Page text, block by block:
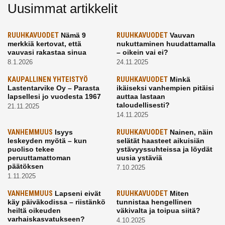
Uusimmat artikkelit
RUUHKAVUODET Nämä 9
merkkiä kertovat, että
vauvasi rakastaa sinua
8.1.2026
RUUHKAVUODETVauvan
nukuttaminen huudattamalla
– oikein vai ei?
24.11.2025
KAUPALLINEN YHTEISTYÖ
Lastentarvike Oy – Parasta
lapsellesi jo vuodesta 1967
21.11.2025
RUUHKAVUODETMinkä
ikäiseksi vanhempien pitäisi
auttaa lastaan
taloudellisesti?
14.11.2025
VANHEMMUUS Isyys
leskeyden myötä – kun
puoliso tekee
peruuttamattoman
päätöksen
1.11.2025
RUUHKAVUODETNainen, näin
selätät haasteet aikuisiän
ystävyyssuhteissa ja löydät
uusia ystäviä
7.10.2025
VANHEMMUUS Lapseni eivät
käy päiväkodissa – riistänkö
heiltä oikeuden
varhaiskasvatukseen?
RUUHKAVUODETMiten
tunnistaa hengellinen
väkivalta ja toipua siitä?
4.10.2025